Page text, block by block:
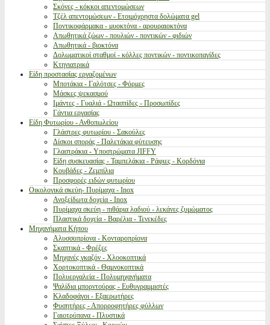
Σκόνες - κόκκοι απεντομώσεων
Τζέλ απεντομώσεων - Ετοιμόχρηστα δολώματα gel
Ποντικοφάρμακα - μυοκτόνα - αρουραιοκτόνα
Απωθητικά ζώων - πουλιών - ποντικών - φιδιών
Απωθητικά - βιοκτόνα
Δολωματικοί σταθμοί - κόλλες ποντικών - ποντικοπαγίδες
Κτηνιατρικά
Είδη προστασίας εργαζομένων
Μποτάκια - Γαλότσες - Φόρμες
Μάσκες ψεκασμού
Ιμάντες - Γυαλιά - Ωτασπίδες - Προσωπίδες
Γάντια εργασίας
Είδη Φυτωρίου - Ανθοπωλείου
Γλάστρες φυτωρίου - Σακούλες
Δίσκοι σποράς - Παλετάκια φύτευσης
Γλαστράκια - Υποστρώματα JIFFY
Είδη συσκευασίας - Ταμπελάκια - Ράφιες - Κορδόνια
Κουβάδες - Ζεμπίλια
Προσφορές ειδών φυτωρίου
Οικολογικά σκεύη- Πυρίμαχα - Inox
Ανοξείδωτα δοχεία - Inox
Πυρίμαχα σκεύη - πιθάρια λαδιού - λεκάνες ζυμώματος
Πλαστικά δοχεία - Βαρέλια - Τενεκέδες
Μηχανήματα Κήπου
Αλυσσοπρίονα - Κονταροπρίονα
Σκαπτικά - Φρέζες
Μηχανές γκαζόν - Χλοοκοπτικά
Χορτοκοπτικά - Θαμνοκοπτικά
Πολυεργαλεία - Πολυμηχανήματα
Ψαλίδια μπορντούρας - Ευθυγραμμιστές
Κλαδοφάγοι - Εξαερωτήρες
Φυσητήρες - Απορροφητήρες φύλλων
Γαιοτρύπανα - Πλυστικά